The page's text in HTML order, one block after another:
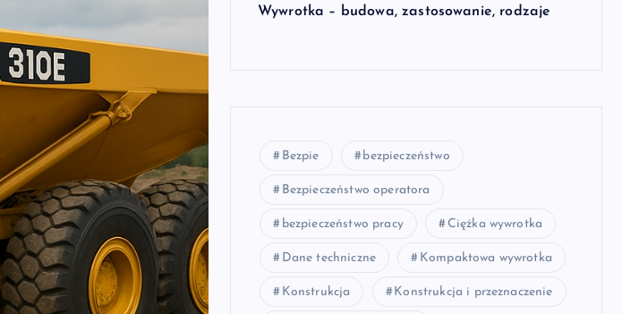
Wywrotka – budowa, zastosowanie, rodzaje
Bezpie bezpieczeństwo
Bezpieczeństwo operatora
bezpieczeństwo pracy Ciężka wywrotka
Dane techniczne Kompaktowa wywrotka
Konstrukcja Konstrukcja i przeznaczenie